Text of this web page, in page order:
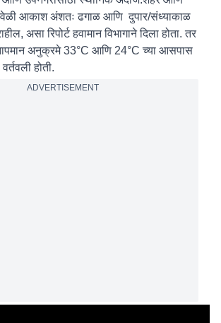
आकाश अंशतः ढगाळ आणि दुपार/संध्याकाळ
असा रिपोर्ट हवामान विभागाने दिला होता. तर
अनुक्रमे 33°C आणि 24°C च्या आसपास
होती.
ADVERTISEMENT